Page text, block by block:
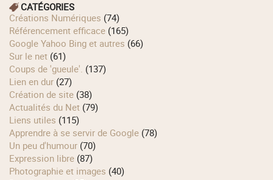
CATÉGORIES
Créations Numériques (74)
Référencement efficace (165)
Google Yahoo Bing et autres (66)
Sur le net (61)
Coups de 'gueule'. (137)
Lien en dur (27)
Création de site (38)
Actualités du Net (79)
Liens utiles (115)
Apprendre à se servir de Google (78)
Un peu d'humour (70)
Expression libre (87)
Photographie et images (40)